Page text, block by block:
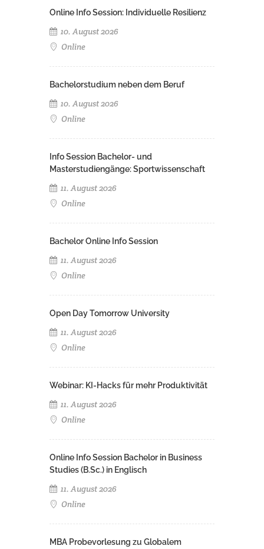
Online Info Session: Individuelle Resilienz
10. August 2026
Online
Bachelorstudium neben dem Beruf
10. August 2026
Online
Info Session Bachelor- und
Masterstudiengänge: Sportwissenschaft
11. August 2026
Online
Bachelor Online Info Session
11. August 2026
Online
Open Day Tomorrow University
11. August 2026
Online
Webinar: KI-Hacks für mehr Produktivität
11. August 2026
Online
Online Info Session Bachelor in Business
Studies (B.Sc.) in Englisch
11. August 2026
Online
MBA Probevorlesung zu Globalem